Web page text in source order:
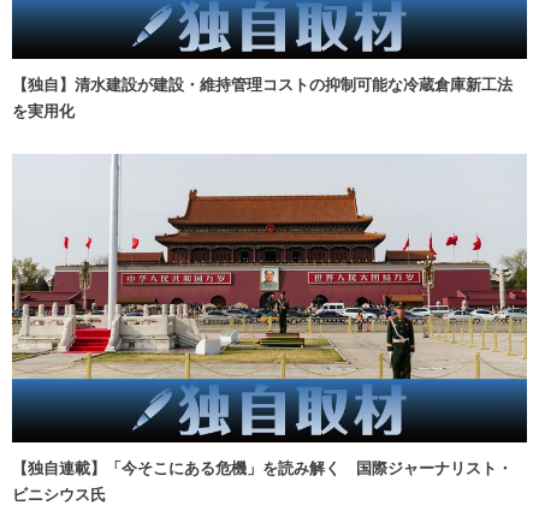
【独自】清水建設が建設・維持管理コストの抑制可能な冷蔵倉庫新工法
を実用化
【独自連載】「今そこにある危機」を読み解く 国際ジャーナリスト・
ビニシウス氏